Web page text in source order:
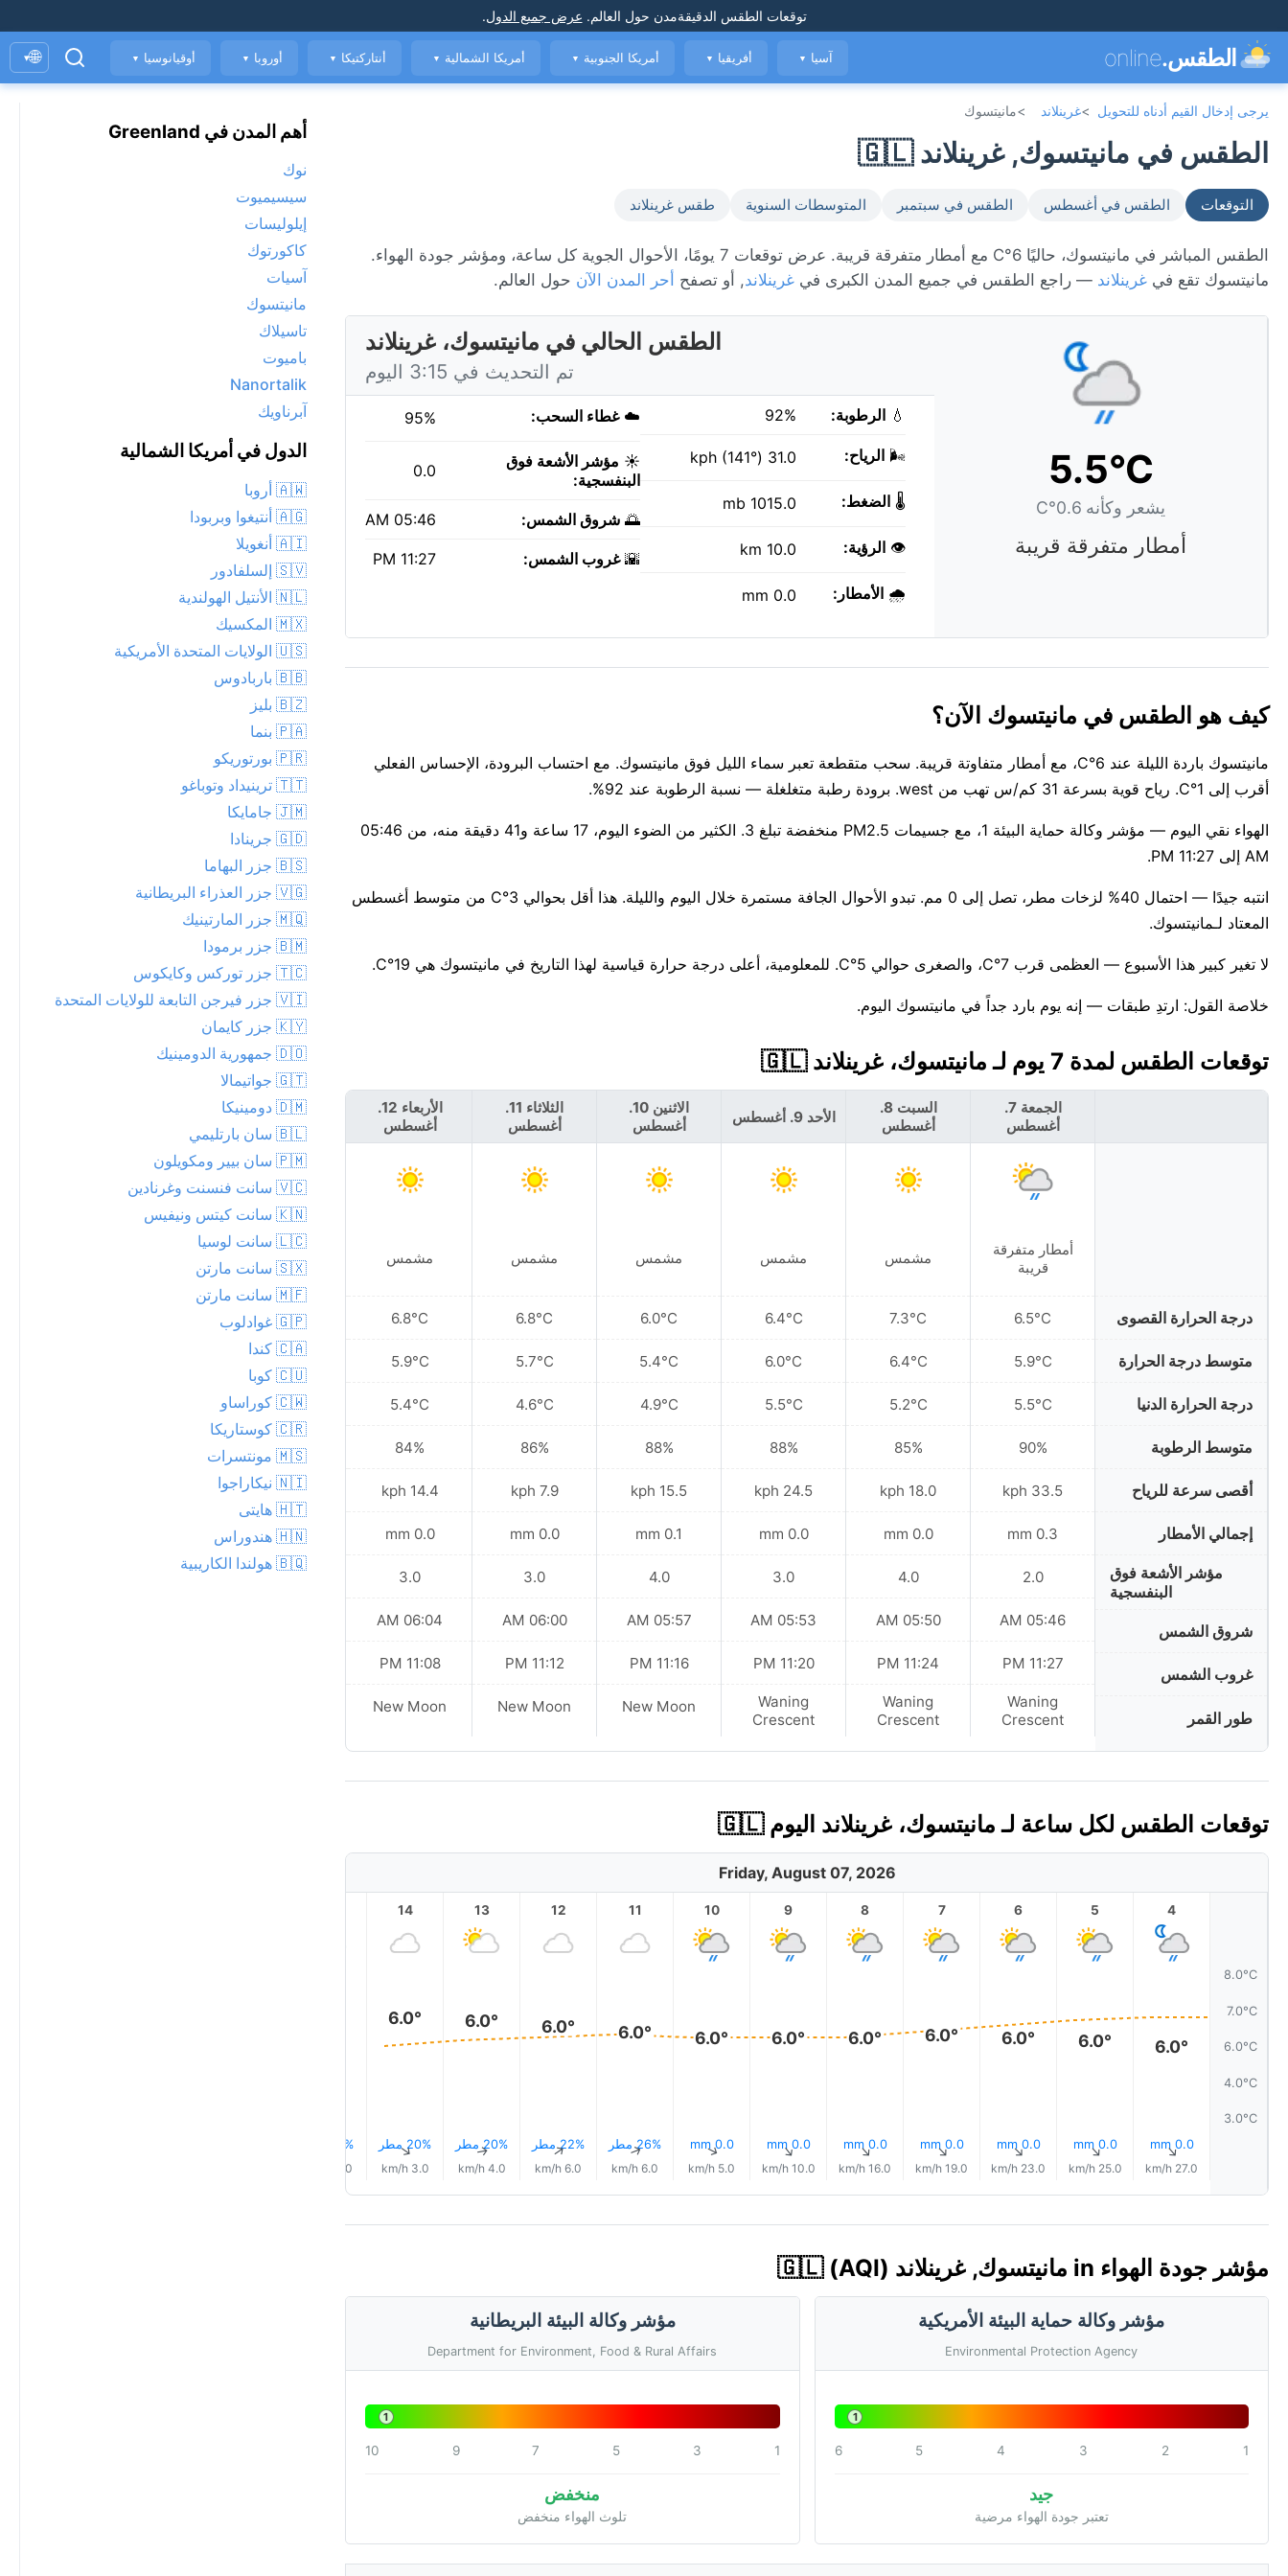
توقعات الطقس الدقيقةمدن حول العالم. عرض جميع الدول.
الطقس.online آسيا ▼ أفريقيا ▼ أمريكا الجنوبية ▼ أمريكا الشمالية ▼ أنتاركتيكا ▼ أوروبا ▼ أوقيانوسيا ▼
🌐
▾
يرجى إدخال القيم أدناه للتحويل >غرينلاند >مانيتسوك
الطقس في مانيتسوك, غرينلاند 🇬🇱
التوقعات الطقس في أغسطس الطقس في سبتمبر المتوسطات السنوية طقس غرينلاند
الطقس المباشر في مانيتسوك، حاليًا 6°C مع أمطار متفرقة قريبة. عرض توقعات 7 يومًا، الأحوال الجوية كل ساعة، ومؤشر جودة الهواء.
مانيتسوك تقع في غرينلاند — راجع الطقس في جميع المدن الكبرى في غرينلاند, أو تصفح أحر المدن الآن حول العالم.
5.5°C
يشعر وكأنه 0.6°C
أمطار متفرقة قريبة
الطقس الحالي في مانيتسوك، غرينلاند
تم التحديث في 3:15 اليوم
💧 الرطوبة: 92%
🌬️ الرياح: 31.0 kph (141°)
🌡️ الضغط: 1015.0 mb
👁️ الرؤية: 10.0 km
🌧️ الأمطار: 0.0 mm
☁️غطاء السحب: 95%
☀️ مؤشر الأشعة فوق
البنفسجية:
0.0
🌅 شروق الشمس: 05:46 AM
🌇غروب الشمس: 11:27 PM
كيف هو الطقس في مانيتسوك الآن؟
مانيتسوك باردة الليلة عند 6°C، مع أمطار متفاوتة قريبة. سحب متقطعة تعبر سماء الليل فوق مانيتسوك. مع احتساب البرودة، الإحساس الفعلي
أقرب إلى 1°C. رياح قوية بسرعة 31 كم/س تهب من west. برودة رطبة متغلغلة — نسبة الرطوبة عند 92%.
الهواء نقي اليوم — مؤشر وكالة حماية البيئة 1، مع جسيمات PM2.5 منخفضة تبلغ 3. الكثير من الضوء اليوم، 17 ساعة و41 دقيقة منه، من 05:46
AM إلى 11:27 PM.
انتبه جيدًا — احتمال 40% لزخات مطر، تصل إلى 0 مم. تبدو الأحوال الجافة مستمرة خلال اليوم والليلة. هذا أقل بحوالي 3°C من متوسط أغسطس
المعتاد لـمانيتسوك.
لا تغير كبير هذا الأسبوع — العظمى قرب 7°C، والصغرى حوالي 5°C. للمعلومية، أعلى درجة حرارة قياسية لهذا التاريخ في مانيتسوك هي 19°C.
خلاصة القول: ارتدِ طبقات — إنه يوم بارد جداً في مانيتسوك اليوم.
توقعات الطقس لمدة 7 يوم لـ مانيتسوك، غرينلاند 🇬🇱
درجة الحرارة القصوى
متوسط درجة الحرارة
درجة الحرارة الدنيا
متوسط الرطوبة
أقصى سرعة للرياح
إجمالي الأمطار
مؤشر الأشعة فوق
البنفسجية
شروق الشمس
غروب الشمس
طور القمر
الجمعة 7.
أغسطس
أمطار متفرقة
قريبة
6.5°C
5.9°C
5.5°C
90%
33.5 kph
0.3 mm
2.0
05:46 AM
11:27 PM
Waning
Crescent
السبت 8.
أغسطس
مشمس
7.3°C
6.4°C
5.2°C
85%
18.0 kph
0.0 mm
4.0
05:50 AM
11:24 PM
Waning
Crescent
الأحد 9. أغسطس
مشمس
6.4°C
6.0°C
5.5°C
88%
24.5 kph
0.0 mm
3.0
05:53 AM
11:20 PM
Waning
Crescent
الاثنين 10.
أغسطس
مشمس
6.0°C
5.4°C
4.9°C
88%
15.5 kph
0.1 mm
4.0
05:57 AM
11:16 PM
New Moon
الثلاثاء 11.
أغسطس
مشمس
6.8°C
5.7°C
4.6°C
86%
7.9 kph
0.0 mm
3.0
06:00 AM
11:12 PM
New Moon
الأربعاء 12.
أغسطس
مشمس
6.8°C
5.9°C
5.4°C
84%
14.4 kph
0.0 mm
3.0
06:04 AM
11:08 PM
New Moon
الخميس 13.
أغسطس
مشمس
8.1°C
7.5°C
6.7°C
77%
15.8 kph
0.0 mm
3.0
توقعات الطقس لكل ساعة لـ مانيتسوك، غرينلاند اليوم 🇬🇱
Friday, August 07, 2026
8.0°C
7.0°C
6.0°C
4.0°C
3.0°C
4
6.0°
0.0 mm
↑
27.0 km/h
5
6.0°
0.0 mm
↑
25.0 km/h
6
6.0°
0.0 mm
↑
23.0 km/h
7
6.0°
0.0 mm
↑
19.0 km/h
8
6.0°
0.0 mm
↑
16.0 km/h
9
6.0°
0.0 mm
↑
10.0 km/h
10
6.0°
0.0 mm
↑
5.0 km/h
11
6.0°
26% مطر↑
6.0 km/h
12
6.0°
22% مطر↑
6.0 km/h
13
6.0°
20% مطر↑
4.0 km/h
14
6.0°
20% مطر↑
3.0 km/h
18% مطر
4.0 km/h
مؤشر جودة الهواء in مانيتسوك, غرينلاند 🇬🇱 (AQI)
مؤشر وكالة حماية البيئة الأمريكية
Environmental Protection Agency
1
1
2
3
4
5
6
جيد
تعتبر جودة الهواء مرضية
مؤشر وكالة البيئة البريطانية
Department for Environment, Food & Rural Affairs
1
1
3
5
7
9
10
منخفض
تلوث الهواء منخفض
أهم المدن في Greenland
نوك
سيسيميوت
إيلوليسات
كاكورتوك
آسيات
مانيتسوك
تاسيلاك
باميوت
Nanortalik
آبرناويك
الدول في أمريكا الشمالية
🇦🇼 أروبا
🇦🇬 أنتيغوا وبربودا
🇦🇮 أنغويلا
🇸🇻 إلسلفادور
🇳🇱 الأنتيل الهولندية
🇲🇽 المكسيك
🇺🇸 الولايات المتحدة الأمريكية
🇧🇧 باربادوس
🇧🇿 بليز
🇵🇦 بنما
🇵🇷 بورتوريكو
🇹🇹 ترينيداد وتوباغو
🇯🇲 جامايكا
🇬🇩 جرينادا
🇧🇸 جزر البهاما
🇻🇬 جزر العذراء البريطانية
🇲🇶 جزر المارتينيك
🇧🇲 جزر برمودا
🇹🇨 جزر توركس وكايكوس
🇻🇮 جزر فيرجن التابعة للولايات المتحدة
🇰🇾 جزر كايمان
🇩🇴 جمهورية الدومينيك
🇬🇹 جواتيمالا
🇩🇲 دومينيكا
🇧🇱 سان بارتليمي
🇵🇲 سان بيير ومكويلون
🇻🇨 سانت فنسنت وغرنادين
🇰🇳 سانت كيتس ونيفيس
🇱🇨 سانت لوسيا
🇸🇽 سانت مارتن
🇲🇫 سانت مارتن
🇬🇵 غوادلوب
🇨🇦 كندا
🇨🇺 كوبا
🇨🇼 كوراساو
🇨🇷 كوستاريكا
🇲🇸 مونتسرات
🇳🇮 نيكاراجوا
🇭🇹 هايتى
🇭🇳 هندوراس
🇧🇶 هولندا الكاريبية